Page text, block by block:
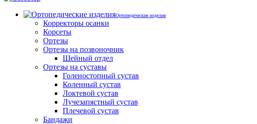
Ортопедические изделия
Корректоры осанки
Корсеты
Ортезы
Ортезы на позвоночник
Шейный отдел
Ортезы на суставы
Голеностопный сустав
Коленный сустав
Локтевой сустав
Лучезапястный сустав
Плечевой сустав
Бандажи